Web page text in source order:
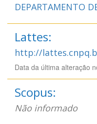
DEPARTAMENTO
Lattes:
http://
Data da última alteração
Scopus:
Não informado